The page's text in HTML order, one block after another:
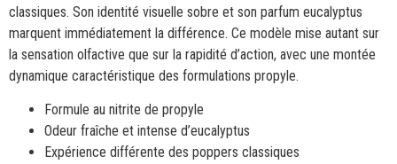
classiques. Son identité visuelle sobre et son parfum eucalyptus
marquent immédiatement la différence. Ce modèle mise autant sur
la sensation olfactive que sur la rapidité d’action, avec une montée
dynamique caractéristique des formulations propyle.
Formule au nitrite de propyle
Odeur fraîche et intense d’eucalyptus
Expérience différente des poppers classiques